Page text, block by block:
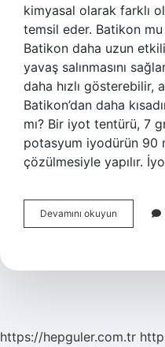
kimyasal olarak farklı
temsil eder. Batikon
Batikon daha uzun
yavaş salınmasını
daha hızlı gösterebilir,
Batikon’dan daha
mı? Bir iyot tentürü, 7
potasyum iyodürün 90
çözülmesiyle yapılır.
Devamını okuyun
Kaldırıldı
https://hepguler.com.tr